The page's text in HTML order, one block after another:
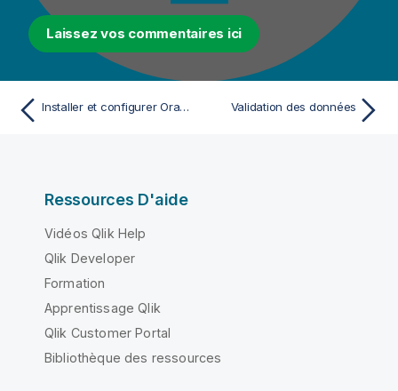
Laissez vos commentaires ici
Installer et configurer Oracle OCI à utiliser comme datamart pour les rapports Validation des données
Ressources D'aide
Vidéos Qlik Help
Qlik Developer
Formation
Apprentissage Qlik
Qlik Customer Portal
Bibliothèque des ressources